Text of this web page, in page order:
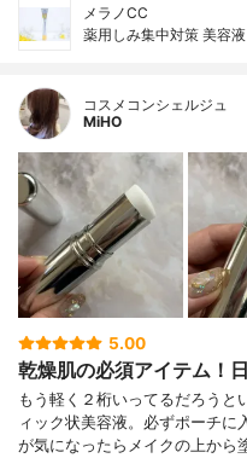
メラノCC
薬用しみ集中対策 美容液
コスメコンシェルジュ
MiHO
5.00
乾燥肌の必須アイテム！
もう軽く２桁いってるだろうと
ィック状美容液。必ずポーチ
が気になったらメイクの上から